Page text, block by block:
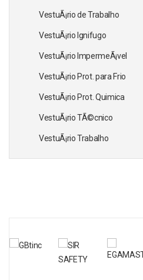
VestuÃ¡rio de Trabalho
VestuÃ¡rio Ignifugo
VestuÃ¡rio ImpermeÃ¡vel
VestuÃ¡rio Prot. para Frio
VestuÃ¡rio Prot. Quimica
VestuÃ¡rio TÃ©cnico
VestuÃ¡rio Trabalho